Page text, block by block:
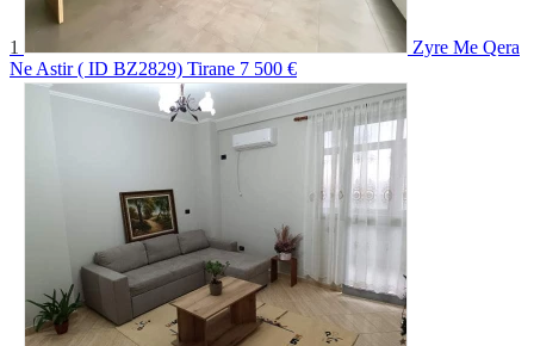
1
Zyre Me Qera
Ne Astir ( ID BZ2829) Tirane 7 500 €